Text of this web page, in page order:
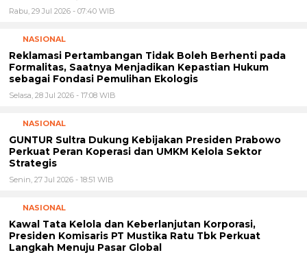
Strategis
NASIONAL
Kawal Tata Kelola dan Keberlanjutan Korporasi,
Langkah Menuju Pasar Global
HEADLINE
Pelatihan AI GP Ansor Depok Disambut Antusias, Yuni
HEADLINE
Pengajian Al-Hikam Jadi Ruang Refleksi Pembangunan,
Rohmat Rospari: Mari Menilai Secara Utuh